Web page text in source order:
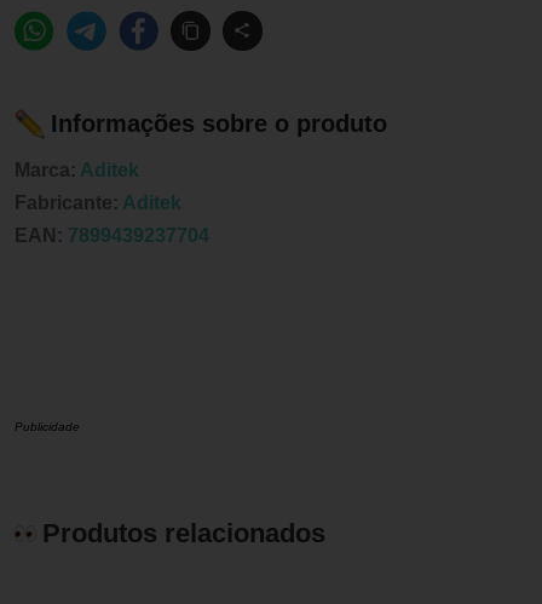
Informações sobre o produto
Marca: Aditek
Fabricante: Aditek
EAN: 7899439237704
Publicidade
Produtos relacionados